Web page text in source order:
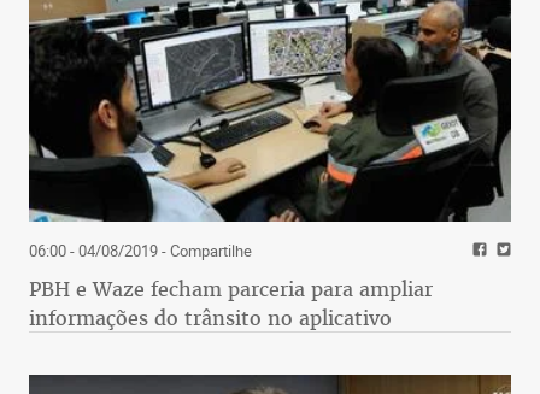
06:00 - 04/08/2019- Compartilhe
PBH e Waze fecham parceria para ampliar
informações do trânsito no aplicativo